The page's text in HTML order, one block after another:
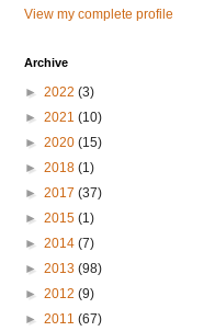
View my complete profile
Archive
► 2022 (3)
► 2021 (10)
► 2020 (15)
► 2018 (1)
► 2017 (37)
► 2015 (1)
► 2014 (7)
► 2013 (98)
► 2012 (9)
► 2011 (67)